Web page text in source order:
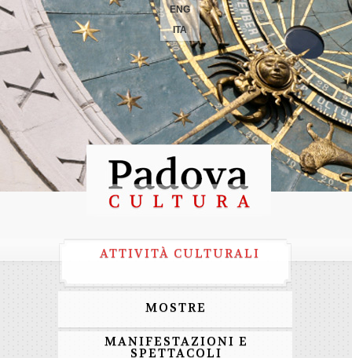
ENG
ITA
ATTIVITÀ CULTURALI
MOSTRE
MANIFESTAZIONI E
SPETTACOLI